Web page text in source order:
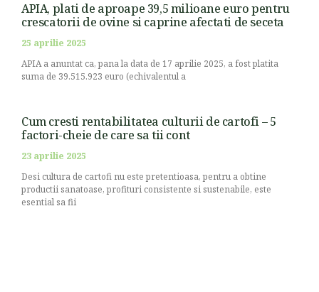
APIA, plati de aproape 39,5 milioane euro pentru
crescatorii de ovine si caprine afectati de seceta
25 aprilie 2025
APIA a anuntat ca, pana la data de 17 aprilie 2025, a fost platita
suma de 39.515.923 euro (echivalentul a
Cum cresti rentabilitatea culturii de cartofi – 5
factori-cheie de care sa tii cont
23 aprilie 2025
Desi cultura de cartofi nu este pretentioasa, pentru a obtine
productii sanatoase, profituri consistente si sustenabile, este
esential sa fii